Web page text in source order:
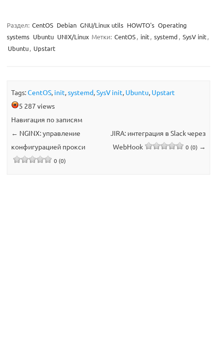
Раздел: CentOS Debian GNU/Linux utils HOWTO's Operating
systems Ubuntu UNIX/Linux Метки: CentOS, init, systemd , SysV init,
Ubuntu, Upstart
Tags:CentOS, init,systemd,SysV init, Ubuntu, Upstart
5 287 views
Навигация по записям
← NGINX: управление
конфигурацией прокси
0 (0)
JIRA: интеграция в Slack через
WebHook
0 (0) →